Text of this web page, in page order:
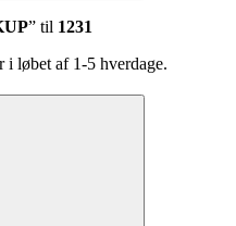
” til 1231
i løbet af 1-5 hverdage.